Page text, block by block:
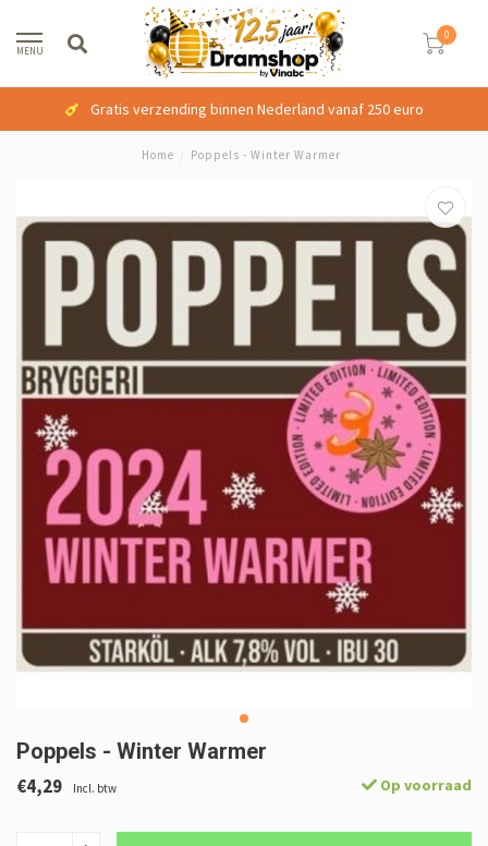
MENU
0
Gratis verzending binnen Nederland vanaf 250 euro
Home Poppels - Winter Warmer
Poppels - Winter Warmer
€4,29 Incl. btw Op voorraad